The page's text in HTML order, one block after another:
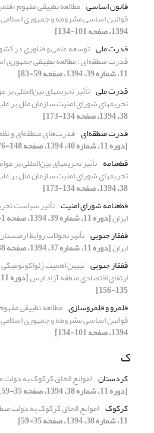
قانون اساسی مطالعه تطبیقی مفهوم
قوانین اساسی مشروطه و جمهوری اسلامی
1394، صفحه 101-134]
قدرت ملی توسعه علمی و فناوری در
قدرت منطقه‌ای ؛ مطالعه تطبیقی جمهوری
11، شماره 39، 1394، صفحه 59-83]
قدرت ملی تأثیر تحریمهای بین‌المللی
تحریمهای شورای امنیت سازمان ملل بر
38، 1394، صفحه 134-173]
قدرت منطقه‌ای قدرت‌های منطقه‌ای و
[دوره 11، شماره 40، 1394، صفحه 148-176]
قطعنامه تأثیر تحریمهای بین‌المللی بر
تحریمهای شورای امنیت سازمان ملل بر
38، 1394، صفحه 134-173]
قطعنامه شورای امنیت تأثیر سیاست
ایران[دوره 11، شماره 39، 1394، صفحه 1-32]
قفقاز جنوبی تأثیر تحولات روابط
ایران[دوره 11، شماره 37، 1394، صفحه 38-70]
قفقاز جنوبی تبیین اهمیت
ارتقای اقتصادی منطقه آزاد ارس
135-156]
قلمرو و قلمروسازی مطالعه تطبیقی
قوانین اساسی مشروطه و جمهوری اسلامی
1394، صفحه 101-134]
ک
کردستان (موانع الحاق کرکوک به
[دوره 11، شماره 38، 1394، صفحه 35-59]
کرکوک (موانع الحاق کرکوک به دولت
11، شماره 38، 1394، صفحه 35-59]